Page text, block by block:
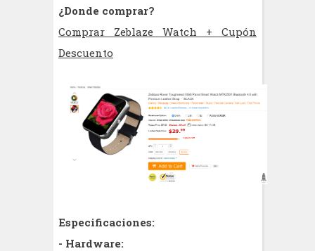
¿Donde comprar?
Comprar Zeblaze Watch + Cupón
Descuento
Especificaciones:
- Hardware: